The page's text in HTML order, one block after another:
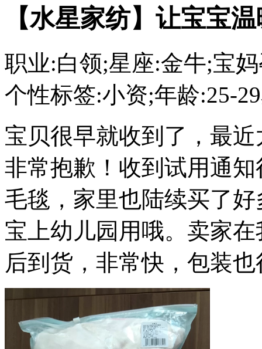
【水星家纺】让宝宝
职业:白领;星座:金牛;宝
个性标签:小资;年龄:25-
宝贝很早就收到了，最
非常抱歉！收到试用通
毛毯，家里也陆续买了
宝上幼儿园用哦。卖家
后到货，非常快，包装